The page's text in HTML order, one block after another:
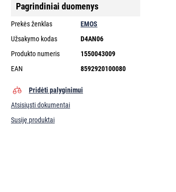
Pagrindiniai duomenys
Prekės ženklas
EMOS
Užsakymo kodas
D4AN06
Produkto numeris
1550043009
EAN
8592920100080
Pridėti palyginimui
Atsisiųsti dokumentai
Susiję produktai